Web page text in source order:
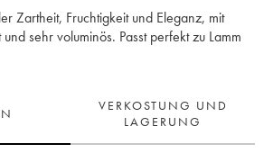
Zartheit, Fruchtigkeit und Eleganz, mit
sehr voluminös. Passt perfekt zu Lamm
VERKOSTUNG UND
LAGERUNG